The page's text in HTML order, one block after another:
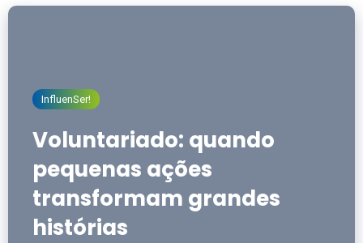
InfluenSer!
Voluntariado: quando
pequenas ações
transformam grandes
histórias